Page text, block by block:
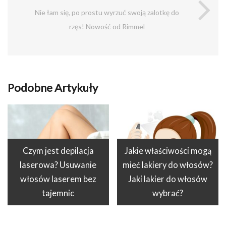
Nie łam się, po prostu wyrzuć swoją zalotkę do
rzęs! Nowość od Rimmel
Podobne Artykuły
Czym jest depilacja
laserowa? Usuwanie
włosów laserem bez
tajemnic
Jakie właściwości mogą
mieć lakiery do włosów?
Jaki lakier do włosów
wybrać?